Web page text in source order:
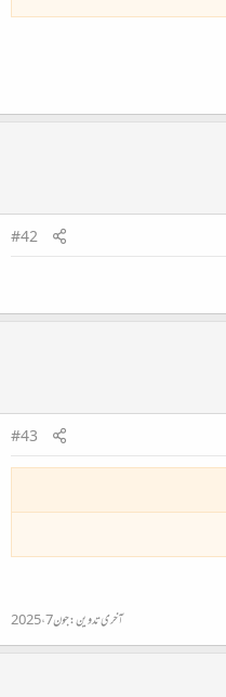
#42
#43
آخری تدوین:جون 7، 2025